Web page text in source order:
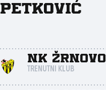
Petković
NK Žrnovo
TRENUTNI KLUB